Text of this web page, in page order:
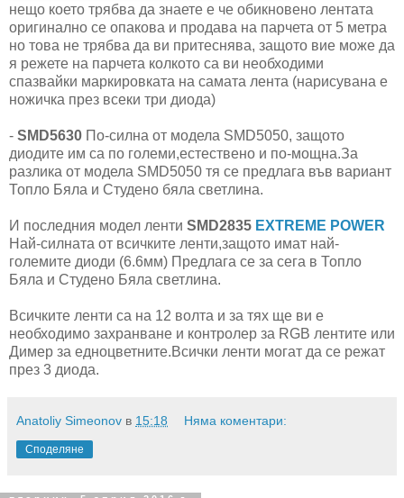
нещо което трябва да знаете е че обикновено лентата
оригинално се опакова и продава на парчета от 5 метра
но това не трябва да ви притеснява, защото вие може да
я режете на парчета колкото са ви необходими
спазвайки маркировката на самата лента (нарисувана е
ножичка през всеки три диода)
- SMD5630 По-силна от модела SMD5050, защото
диодите им са по големи,естествено и по-мощна.За
разлика от модела SMD5050 тя се предлага във вариант
Топло Бяла и Студено бяла светлина.
И последния модел ленти SMD2835 EXTREME POWER
Най-силната от всичките ленти,защото имат най-
големите диоди (6.6мм) Предлага се за сега в Топло
Бяла и Студено Бяла светлина.
Всичките ленти са на 12 волта и за тях ще ви е
необходимо захранване и контролер за RGB лентите или
Димер за едноцветните.Всички ленти могат да се режат
през 3 диода.
Anatoliy Simeonov в 15:18 Няма коментари:
Споделяне